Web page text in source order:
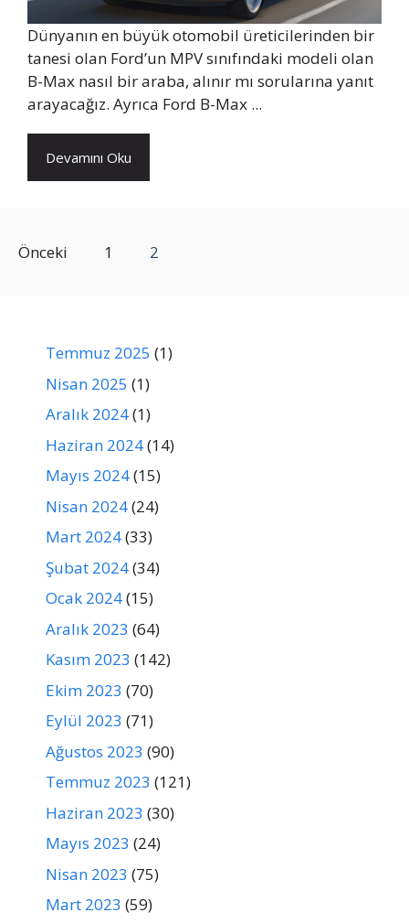
Dünyanın en büyük otomobil üreticilerinden bir
tanesi olan Ford’un MPV sınıfındaki modeli olan
B-Max nasıl bir araba, alınır mı sorularına yanıt
arayacağız. Ayrıca Ford B-Max ...
Devamını Oku
Önceki 1 2
Temmuz 2025 (1)
Nisan 2025 (1)
Aralık 2024(1)
Haziran 2024(14)
Mayıs 2024(15)
Nisan 2024(24)
Mart 2024(33)
Şubat 2024(34)
Ocak 2024(15)
Aralık 2023 (64)
Kasım 2023 (142)
Ekim 2023 (70)
Eylül 2023 (71)
Ağustos 2023 (90)
Temmuz 2023 (121)
Haziran 2023 (30)
Mayıs 2023 (24)
Nisan 2023 (75)
Mart 2023 (59)